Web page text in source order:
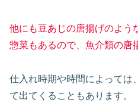
他にも豆あじの唐揚げのよう
惣菜もあるので、魚介類の唐
仕入れ時期や時間によっては
て出てくることもあります。